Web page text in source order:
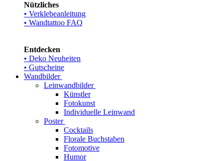
Nützliches
• Verklebeanleitung
• Wandtattoo FAQ
Entdecken
• Deko Neuheiten
• Gutscheine
Wandbilder
Leinwandbilder
Künstler
Fotokunst
Individuelle Leinwand
Poster
Cocktails
Florale Buchstaben
Fotomotive
Humor